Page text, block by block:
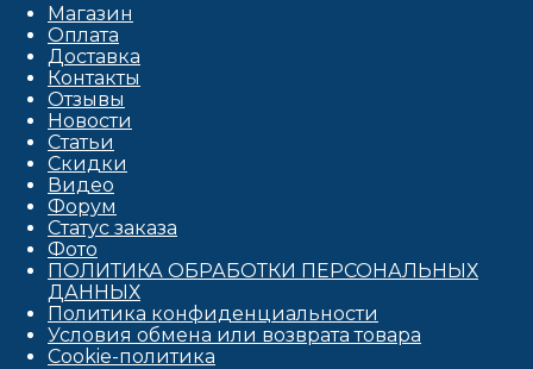
Магазин
Оплата
Доставка
Контакты
Отзывы
Новости
Статьи
Скидки
Видео
Форум
Статус заказа
Фото
ПОЛИТИКА ОБРАБОТКИ ПЕРСОНАЛЬНЫХ
ДАННЫХ​
Политика конфиденциальности
Условия обмена или возврата товара
Cookie-политика